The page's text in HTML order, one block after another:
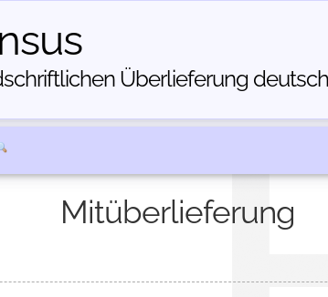
Über­lieferung
Mitüberlieferung